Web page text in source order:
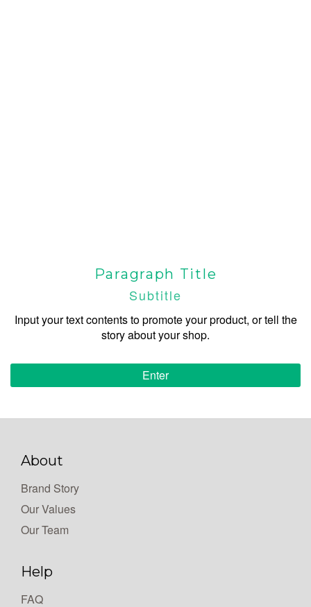
Paragraph Title
Subtitle
Input your text contents to promote your product, or tell the
story about your shop.
Enter
About
Brand Story
Our Values
Our Team
Help
FAQ